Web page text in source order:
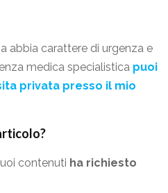
abbia carattere di urgenza e
medica specialistica puoi
privata presso il mio
contenuti ha richiesto